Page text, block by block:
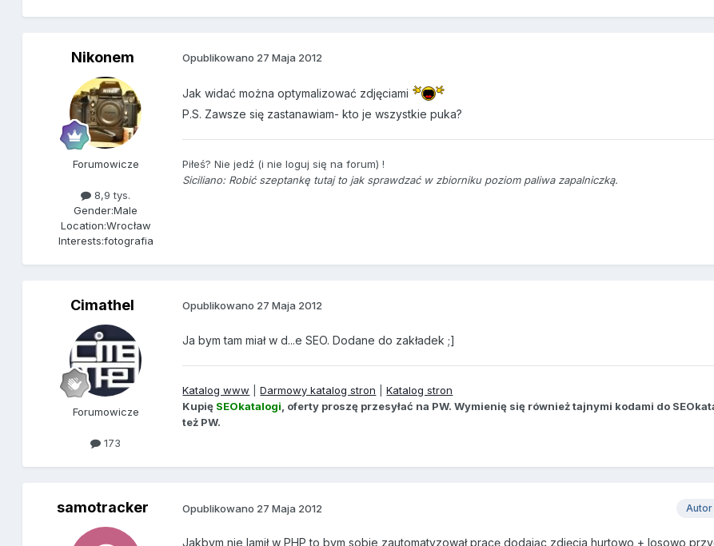
Nikonem
Forumowicze
8,9 tys.
Gender:Male
Location:Wrocław
Interests:fotografia
Opublikowano 27 Maja 2012
Jak widać można optymalizować zdjęciami
P.S. Zawsze się zastanawiam- kto je wszystkie puka?
Piłeś? Nie jedź (i nie loguj się na forum) !
Siciliano: Robić szeptankę tutaj to jak sprawdzać w zbiorniku poziom paliwa zapalniczką.
Cimathel
Forumowicze
173
Opublikowano 27 Maja 2012
Ja bym tam miał w d...e SEO. Dodane do zakładek ;]
Katalog www |Darmowy katalog stron |Katalog stron
Kupię SEOkatalogi , oferty proszę przesyłać na PW. Wymienię się również tajnymi kodami do
też PW.
samotracker Autor
Opublikowano 27 Maja 2012
Jakbym nie lamił w PHP to bym sobie zautomatyzował pracę dodając zdjęcia hurtowo + losowo